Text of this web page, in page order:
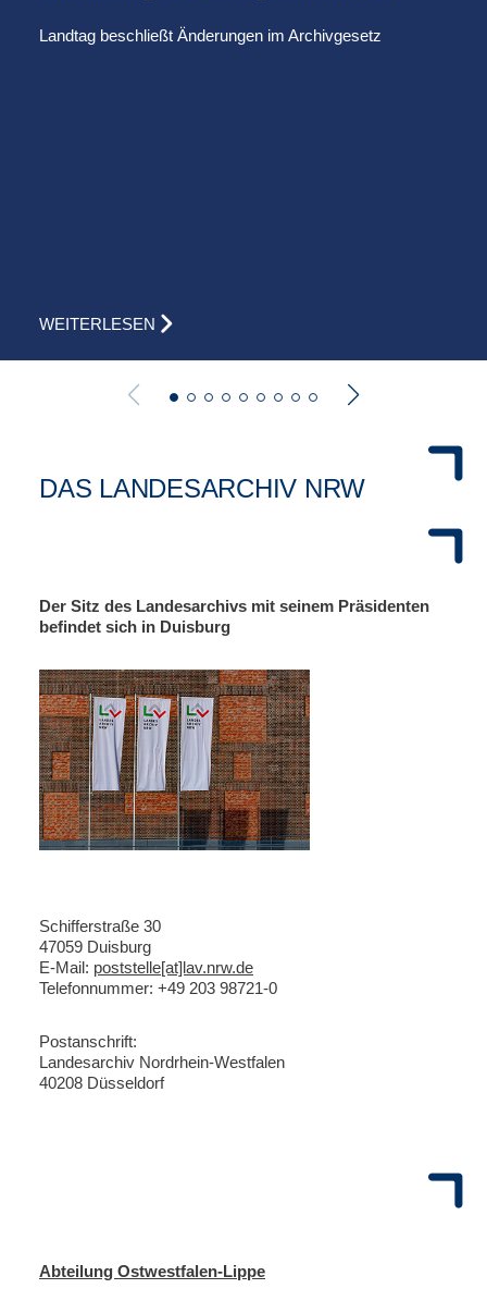
Landtag beschließt Änderungen im Archivgesetz
WEITERLESEN
DAS LANDESARCHIV NRW
Der Sitz des Landesarchivs mit seinem Präsidenten
befindet sich in Duisburg
Schifferstraße 30
47059 Duisburg
E-Mail: poststelle[at]lav.nrw.de
Telefonnummer: +49 203 98721-0
Postanschrift:
Landesarchiv Nordrhein-Westfalen
40208 Düsseldorf
Abteilung Ostwestfalen-Lippe